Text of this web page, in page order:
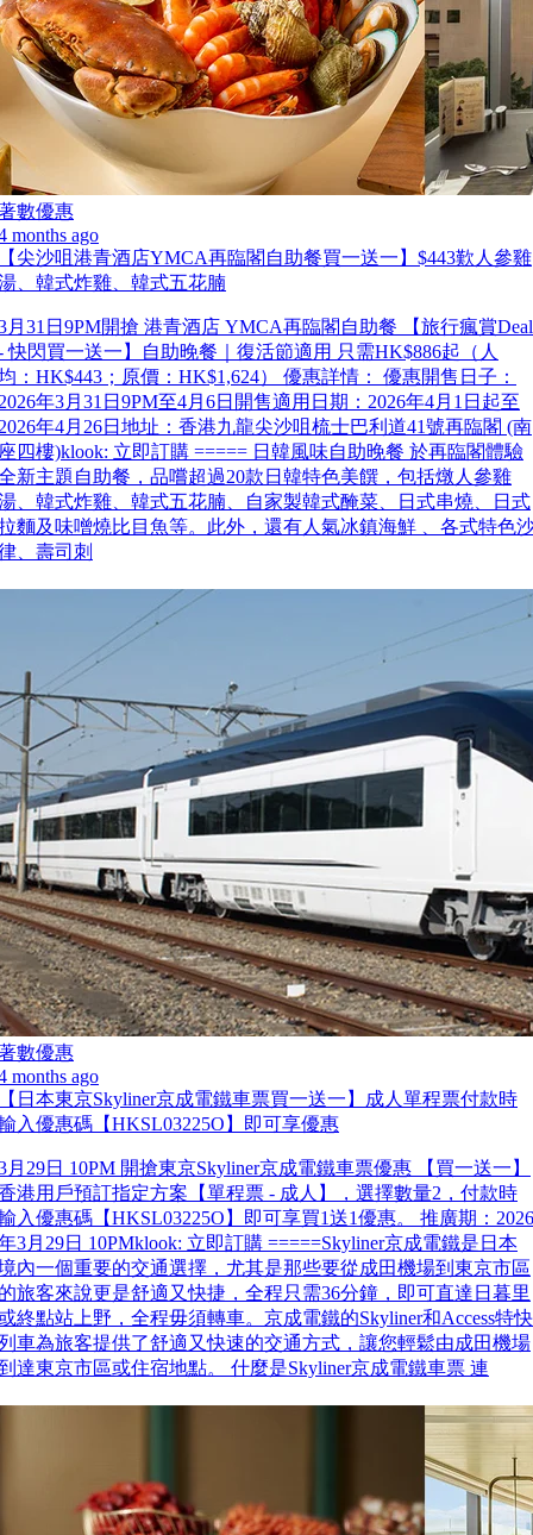
數優惠
months ago
尖沙咀港青酒店YMCA再臨閣自助餐買一送一】$443歎人參雞
、韓式炸雞、韓式五花腩
月31日9PM開搶 港青酒店 YMCA再臨閣自助餐 【旅行瘋賞Deal
快閃買一送一】自助晚餐｜復活節適用 只需HK$886起（人
：HK$443；原價：HK$1,624） 優惠詳情： 優惠開售日子：
年3月31日9PM至4月6日開售適用日期：2026年4月1日起至
年4月26日地址：香港九龍尖沙咀梳士巴利道41號再臨閣 (南
四樓)klook: 立即訂購 ===== 日韓風味自助晚餐 於再臨閣體驗
新主題自助餐，品嚐超過20款日韓特色美饌，包括燉人參雞
、韓式炸雞、韓式五花腩、自家製韓式醃菜、日式串燒、日式
麵及味噌燒比目魚等。此外，還有人氣冰鎮海鮮 、各式特色
、壽司刺
數優惠
months ago
日本東京Skyliner京成電鐵車票買一送一】成人單程票付款時
入優惠碼【HKSL03225O】即可享優惠
月29日 10PM 開搶東京Skyliner京成電鐵車票優惠 【買一送一】
港用戶預訂指定方案【單程票 - 成人】，選擇數量2，付款時
入優惠碼【HKSL03225O】即可享買1送1優惠。 推廣期：2026
3月29日 10PMklook: 立即訂購 =====Skyliner京成電鐵是日本
內一個重要的交通選擇，尤其是那些要從成田機場到東京市區
旅客來說更是舒適又快捷，全程只需36分鐘，即可直達日暮里
終點站上野，全程毋須轉車。京成電鐵的Skyliner和Access特快
車為旅客提供了舒適又快速的交通方式，讓您輕鬆由成田機場
達東京市區或住宿地點。 什麼是Skyliner京成電鐵車票 連